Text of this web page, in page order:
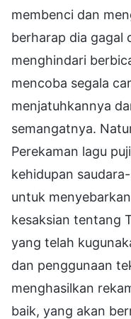
membenci dan
berharap dia gagal
menghindari
mencoba segala
menjatuhkannya
semangatnya.
Perekaman lagu
kehidupan
untuk
kesaksian tentang
yang telah
dan penggunaan
menghasilkan
baik, yang akan